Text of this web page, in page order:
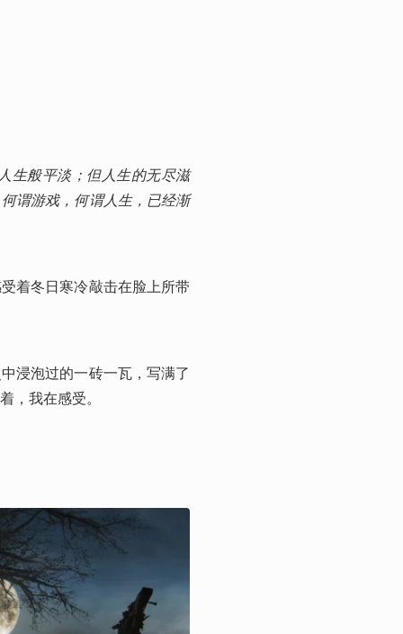
生般平淡；但人生的无尽滋
谓游戏，何谓人生，已经渐
着冬日寒冷敲击在脸上所带
浸泡过的一砖一瓦，写满了
，我在感受。